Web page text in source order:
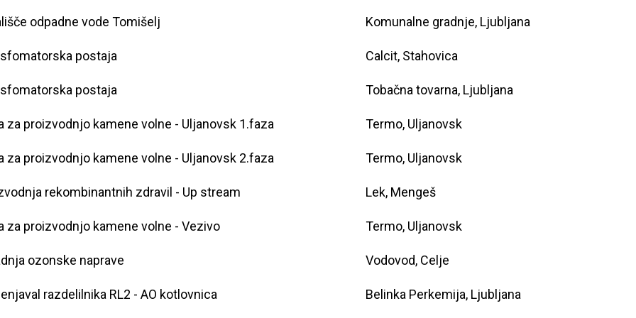
odpadne vode Tomišelj Komunalne gradnje, Ljubljana
postaja Calcit, Stahovica
postaja Tobačna tovarna, Ljubljana
za proizvodnjo kamene volne - Uljanovsk 1.faza Termo, Uljanovsk
za proizvodnjo kamene volne - Uljanovsk 2.faza Termo, Uljanovsk
rekombinantnih zdravil - Up stream Lek, Mengeš
za proizvodnjo kamene volne - Vezivo Termo, Uljanovsk
ozonske naprave Vodovod, Celje
razdelilnika RL2 - AO kotlovnica Belinka Perkemija, Ljubljana